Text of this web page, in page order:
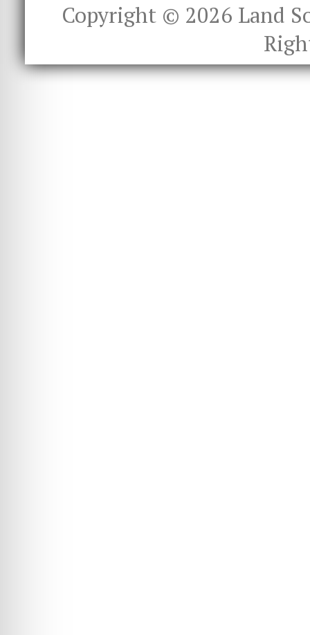
Copyright © 2026 Land